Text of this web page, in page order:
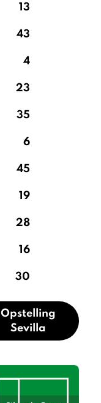
13
43
4
23
35
6
45
19
28
16
30
Opstelling
Sevilla